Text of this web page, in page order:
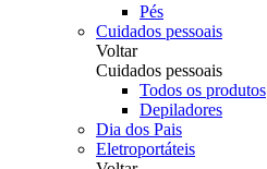
Pés
Cuidados pessoais
Voltar
Cuidados pessoais
Todos os produtos
Depiladores
Dia dos Pais
Eletroportáteis